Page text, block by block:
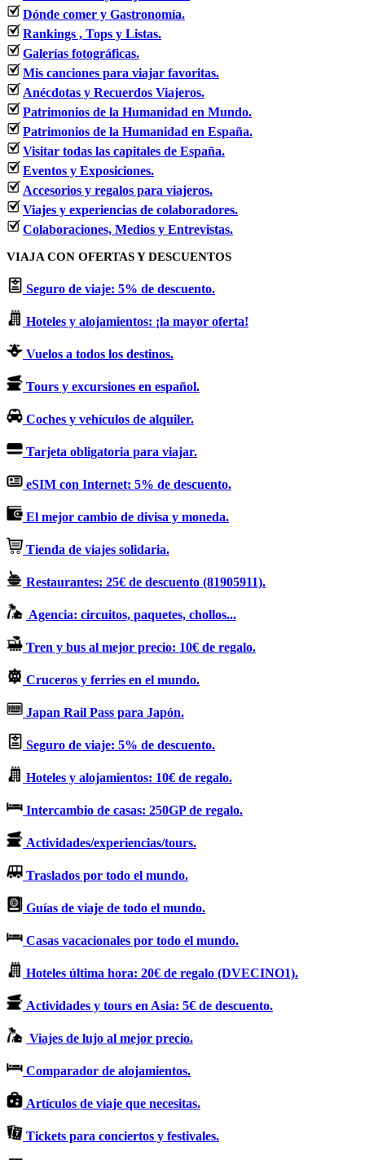
Dónde comer y Gastronomía.
Rankings , Tops y Listas.
Galerías fotográficas.
Mis canciones para viajar favoritas.
Anécdotas y Recuerdos Viajeros.
Patrimonios de la Humanidad en Mundo.
Patrimonios de la Humanidad en España.
Visitar todas las capitales de España.
Eventos y Exposiciones.
Accesorios y regalos para viajeros.
Viajes y experiencias de colaboradores.
Colaboraciones, Medios y Entrevistas.
VIAJA CON OFERTAS Y DESCUENTOS
Seguro de viaje: 5% de descuento.
Hoteles y alojamientos: ¡la mayor oferta!
Vuelos a todos los destinos.
Tours y excursiones en español.
Coches y vehículos de alquiler.
Tarjeta obligatoria para viajar.
eSIM con Internet: 5% de descuento.
El mejor cambio de divisa y moneda.
Tienda de viajes solidaria.
Restaurantes: 25€ de descuento (81905911).
Agencia: circuitos, paquetes, chollos...
Tren y bus al mejor precio: 10€ de regalo.
Cruceros y ferries en el mundo.
Japan Rail Pass para Japón.
Seguro de viaje: 5% de descuento.
Hoteles y alojamientos: 10€ de regalo.
Intercambio de casas: 250GP de regalo.
Actividades/experiencias/tours.
Traslados por todo el mundo.
Guías de viaje de todo el mundo.
Casas vacacionales por todo el mundo.
Hoteles última hora: 20€ de regalo (DVECINO1).
Actividades y tours en Asia: 5€ de descuento.
Viajes de lujo al mejor precio.
Comparador de alojamientos.
Artículos de viaje que necesitas.
Tickets para conciertos y festivales.